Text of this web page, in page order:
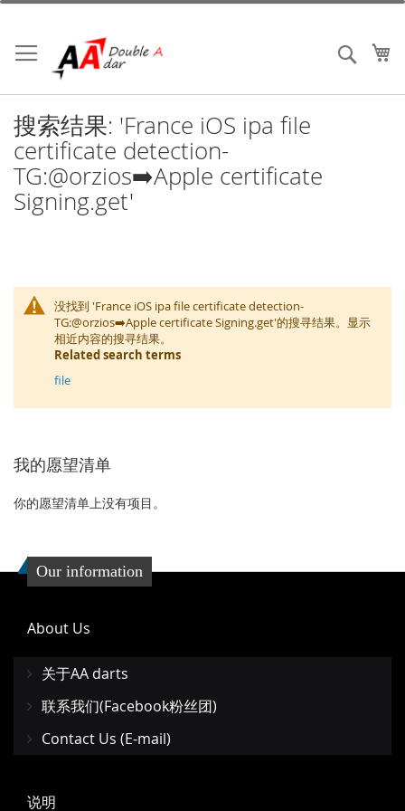
跳
内
容
搜索
搜索结果: 'France iOS ipa file
certificate detection-
TG:@orzios➡️Apple certificate
Signing.get'
没找到 'France iOS ipa file certificate detection-
TG:@orzios➡️Apple certificate Signing.get'的搜寻结果。显示
相近内容的搜寻结果。
Related search terms
file
我的愿望清单
你的愿望清单上没有项目。
Our information
About Us
关于AA darts
联系我们(Facebook粉丝团)
Contact Us (E-mail)
说明